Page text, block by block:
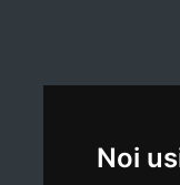
Noi